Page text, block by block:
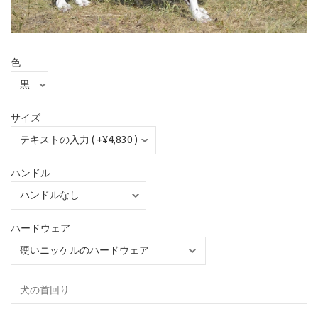
色
サイズ
ハンドル
ハードウェア